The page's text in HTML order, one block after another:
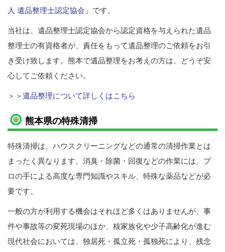
人 遺品整理士認定協会 」です。
当社は、遺品整理士認定協会から認定資格を与えられた遺品
整理士の有資格者が、責任をもって遺品整理のご依頼をお引
き受け致します。熊本で遺品整理をお考えの方は、どうぞ安
心してご依頼ください。
＞＞ 遺品整理について詳しくはこちら
熊本県の特殊清掃
特殊清掃は、ハウスクリーニングなどの通常の清掃作業とは
まったく異なります。消臭・除菌・回復などの作業には、プ
ロの手による高度な専門知識やスキル、特殊な薬品などが必
要です。
一般の方が利用する機会はそれほど多くはありませんが、事
件や事故等の変死現場のほか、核家族化や少子高齢化が進む
現代社会においては、独居死・孤立死・孤独死により、残念